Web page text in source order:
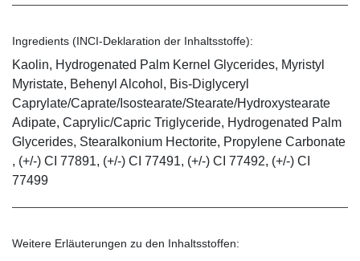
Ingredients (INCI-Deklaration der Inhaltsstoffe):
Kaolin, Hydrogenated Palm Kernel Glycerides, Myristyl
Myristate, Behenyl Alcohol, Bis-Diglyceryl
Caprylate/Caprate/Isostearate/Stearate/Hydroxystearate
Adipate, Caprylic/Capric Triglyceride, Hydrogenated Palm
Glycerides, Stearalkonium Hectorite, Propylene Carbonate
, (+/-) CI 77891, (+/-) CI 77491, (+/-) CI 77492, (+/-) CI
77499
Weitere Erläuterungen zu den Inhaltsstoffen: